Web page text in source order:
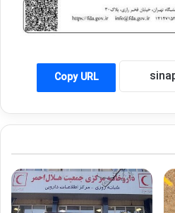
Copy URL